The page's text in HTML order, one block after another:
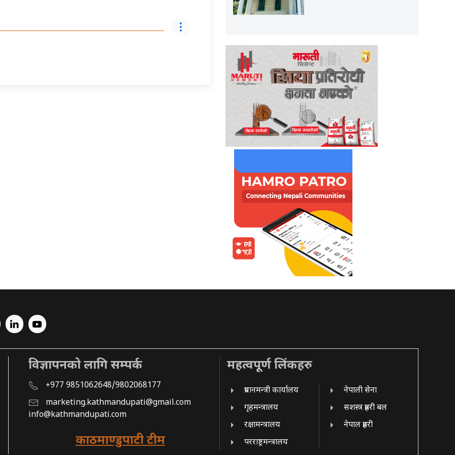
विज्ञापनको लागि सम्पर्क
+977 9851062648/9802068177
marketing.kathmandupati@gmail.com
info@kathmandupati.com
काठमाण्डुपाटी टीम
महत्वपूर्ण लिंकहरु
प्रधानमन्त्री कार्यालय
गृहमन्त्रालय
रक्षामन्त्रालय
परराष्ट्रमन्त्रालय
नेपाली सेना
सशस्त्र प्रहरी बल
नेपाल प्रहरी